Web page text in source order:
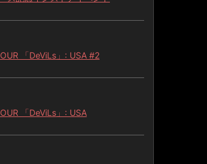
「DeViLs」: USA #2
「DeViLs」: USA